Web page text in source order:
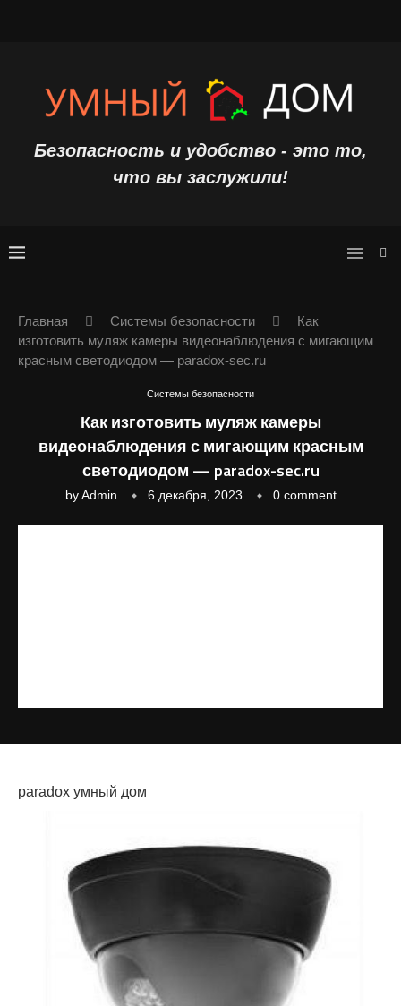
Безопасность и удобство - это то,
что вы заслужили!
Главная Системы безопасности
Как
изготовить муляж камеры видеонаблюдения с мигающим
красным светодиодом — paradox-sec.ru
Системы безопасности
Как изготовить муляж камеры
видеонаблюдения с мигающим красным
светодиодом — paradox-sec.ru
byAdmin 6 декабря, 2023 0 comment
paradox умный дом